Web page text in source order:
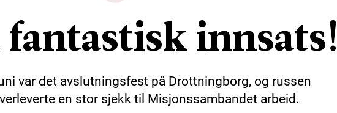
fantastisk innsats!
var det avslutningsfest på Drottningborg, og russen
en stor sjekk til Misjonssambandet arbeid.